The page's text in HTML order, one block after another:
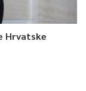
Hrvatske